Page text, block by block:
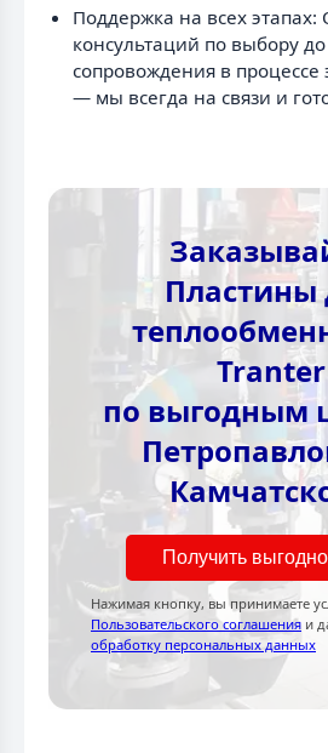
Поддержка на всех этапах:
консультаций по выбору до
сопровождения в процессе
— мы всегда на связи и
Пластины
Tranter
по выгодным
Получить
Нажимая кнопку, вы принимаете
Пользовательского соглашения и
обработку персональных данных